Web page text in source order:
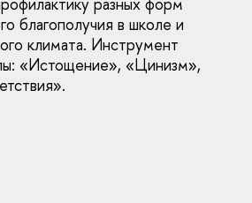
благополучия в школе и
климата. Инструмент
«Истощение», «Цинизм»,